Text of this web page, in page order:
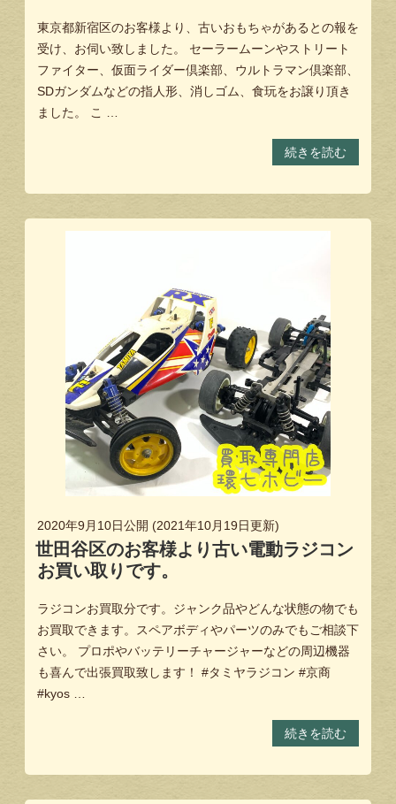
東京都新宿区のお客様より、古いおもちゃがあるとの報を
受け、お伺い致しました。 セーラームーンやストリート
ファイター、仮面ライダー倶楽部、ウルトラマン倶楽部、
SDガンダムなどの指人形、消しゴム、食玩をお譲り頂き
ました。 こ …
続きを読む
2020年9月10日公開 (2021年10月19日更新)
世田谷区のお客様より古い電動ラジコン
お買い取りです。
ラジコンお買取分です。ジャンク品やどんな状態の物でも
お買取できます。スペアボディやパーツのみでもご相談下
さい。 プロポやバッテリーチャージャーなどの周辺機器
も喜んで出張買取致します！ #タミヤラジコン #京商
#kyos …
続きを読む